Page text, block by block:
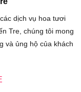
dịch vụ hoa tươi
Tre, chúng tôi mong
và ủng hộ của khách